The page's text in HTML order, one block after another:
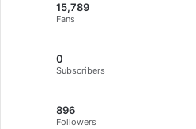
15,789
Fans
0
Subscribers
896
Followers